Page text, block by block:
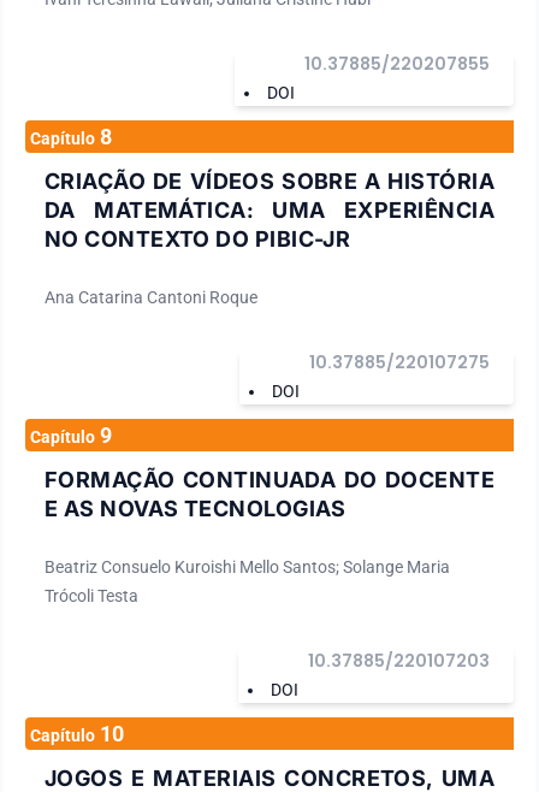
DOI
10.37885/220207855
Capítulo 8
CRIAÇÃO DE VÍDEOS SOBRE A HISTÓRIA
DA MATEMÁTICA: UMA EXPERIÊNCIA
NO CONTEXTO DO PIBIC-JR
Ana Catarina Cantoni Roque
DOI
10.37885/220107275
Capítulo 9
FORMAÇÃO CONTINUADA DO DOCENTE
E AS NOVAS TECNOLOGIAS
Beatriz Consuelo Kuroishi Mello Santos; Solange Maria
Trócoli Testa
DOI
10.37885/220107203
Capítulo 10
JOGOS E MATERIAIS CONCRETOS, UMA